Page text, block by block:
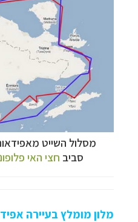
מסלול השייט מ
סביב חצי האי
מלון מומלץ בעיירה